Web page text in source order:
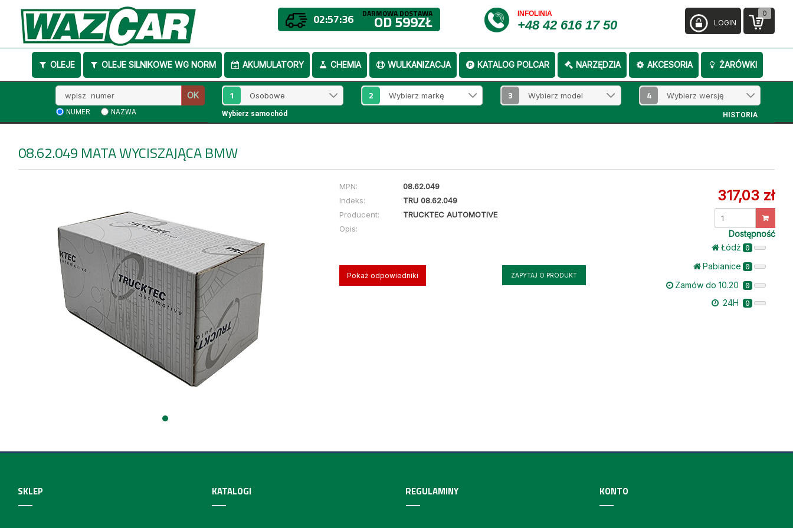
02:57:36 DARMOWA DOSTAWA
OD 599ZŁ INFOLINIA
+48 42 616 17 50
OLEJE OLEJE SILNIKOWE WG NORM AKUMULATORY CHEMIA WULKANIZACJA KATALOG POLCAR NARZĘDZIA AKCESORIA ŻARÓWKI
0
LOGIN
numer
OK
NUMER NAZWA
1 2 3 4
Wybierz samochód HISTORIA
08.62.049 MATA WYCISZAJĄCA BMW
MPN:
08.62.049
Indeks:
TRU 08.62.049
Producent:
TRUCKTEC AUTOMOTIVE
Opis:
Pokaż odpowiedniki ZAPYTAJ O PRODUKT
317,03 zł
Dostępność
Łódż 0
Pabianice 0
Zamów do 10.20 0
24H 0
SKLEP KATALOGI REGULAMINY KONTO